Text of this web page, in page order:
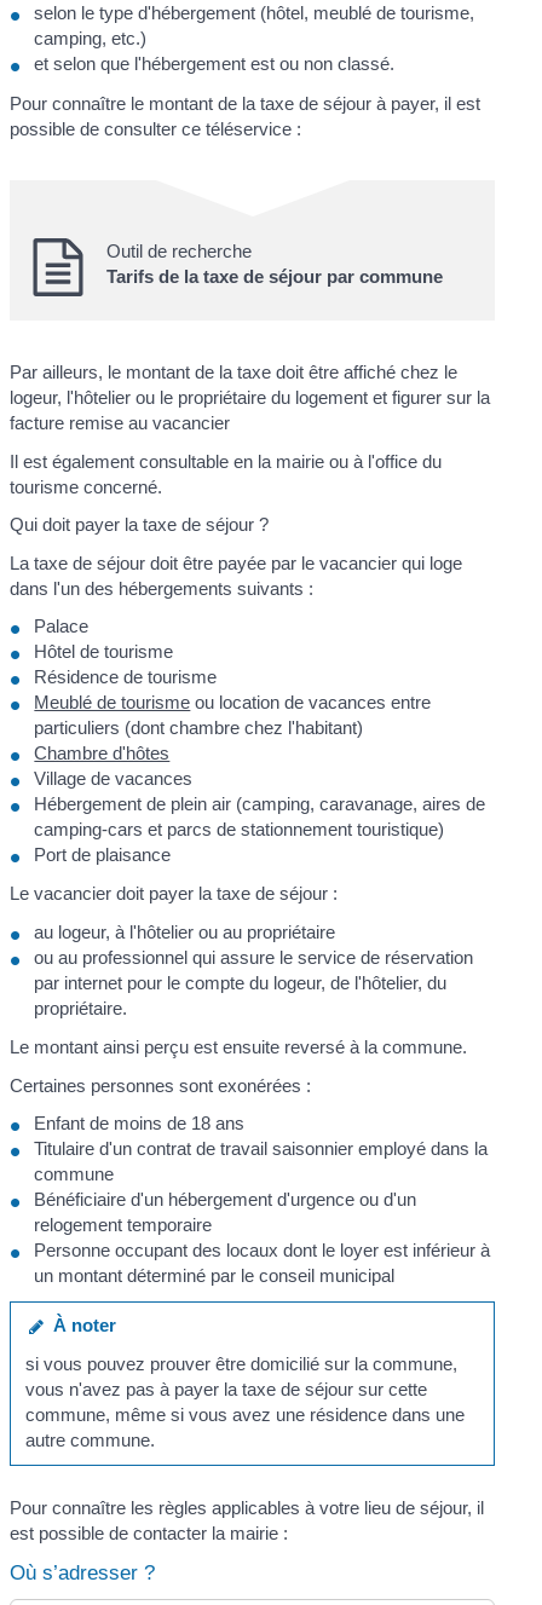
selon le type d'hébergement (hôtel, meublé de tourisme,
camping, etc.)
et selon que l'hébergement est ou non classé.
Pour connaître le montant de la taxe de séjour à payer, il est
possible de consulter ce téléservice :
Outil de recherche
Tarifs de la taxe de séjour par commune
Par ailleurs, le montant de la taxe doit être affiché chez le
logeur, l'hôtelier ou le propriétaire du logement et figurer sur la
facture remise au vacancier
Il est également consultable en la mairie ou à l'office du
tourisme concerné.
Qui doit payer la taxe de séjour ?
La taxe de séjour doit être payée par le vacancier qui loge
dans l'un des hébergements suivants :
Palace
Hôtel de tourisme
Résidence de tourisme
Meublé de tourisme ou location de vacances entre
particuliers (dont chambre chez l'habitant)
Chambre d'hôtes
Village de vacances
Hébergement de plein air (camping, caravanage, aires de
camping-cars et parcs de stationnement touristique)
Port de plaisance
Le vacancier doit payer la taxe de séjour :
au logeur, à l'hôtelier ou au propriétaire
ou au professionnel qui assure le service de réservation
par internet pour le compte du logeur, de l'hôtelier, du
propriétaire.
Le montant ainsi perçu est ensuite reversé à la commune.
Certaines personnes sont exonérées :
Enfant de moins de 18 ans
Titulaire d'un contrat de travail saisonnier employé dans la
commune
Bénéficiaire d'un hébergement d'urgence ou d'un
relogement temporaire
Personne occupant des locaux dont le loyer est inférieur à
un montant déterminé par le conseil municipal
À noter
si vous pouvez prouver être domicilié sur la commune,
vous n'avez pas à payer la taxe de séjour sur cette
commune, même si vous avez une résidence dans une
autre commune.
Pour connaître les règles applicables à votre lieu de séjour, il
est possible de contacter la mairie :
Où s’adresser ?